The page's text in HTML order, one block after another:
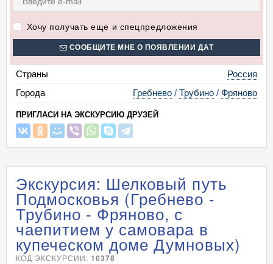
Хочу получать еще и спецпредложения
СООБЩИТЕ МНЕ О ПОЯВЛЕНИИ ДАТ
Страны
Россия
Города
Гребнево / Трубино / Фряново
ПРИГЛАСИ НА ЭКСКУРСИЮ ДРУЗЕЙ
Экскурсия: Шелковый путь
Подмосковья (Гребнево -
Трубино - Фряново, с
чаепитием у самовара в
купеческом доме Думновых)
КОД ЭКСКУРСИИ: 10378